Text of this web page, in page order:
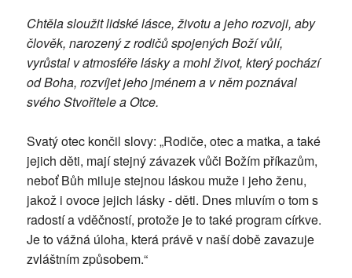
Chtěla sloužit lidské lásce, životu a jeho rozvoji, aby
člověk, narozený z rodičů spojených Boží vůlí,
vyrůstal v atmosféře lásky a mohl život, který pochází
od Boha, rozvíjet jeho jménem a v něm poznával
svého Stvořitele a Otce.
Svatý otec končil slovy: „Rodiče, otec a matka, a také
jejich děti, mají stejný závazek vůči Božím příkazům,
neboť Bůh miluje stejnou láskou muže i jeho ženu,
jakož i ovoce jejich lásky - děti. Dnes mluvím o tom s
radostí a vděčností, protože je to také program církve.
Je to vážná úloha, která právě v naší době zavazuje
zvláštním způsobem.“